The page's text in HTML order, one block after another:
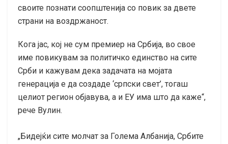
своите познати соопштенија со повик за двете
страни на воздржаност.
Кога јас, кој не сум премиер на Србија, во свое
име повикувам за политичко единство на сите
Срби и кажувам дека задачата на мојата
генерација е да создаде ‘српски свет’, тогаш
целиот регион објавува, а и ЕУ има што да каже“,
рече Вулин.
„Бидејќи сите молчат за Голема Албанија, Србите